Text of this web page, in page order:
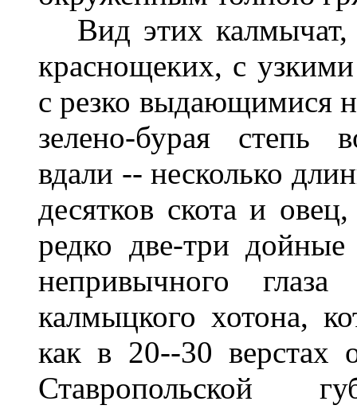
Вид этих калмычат,
краснощеких, с
с резко выдающимися
зелено-бурая степь
вдали -- несколько
десятков скота и
редко две-три
непривычного
калмыцкого хотона,
как в 20--30 верстах
Ставропольской